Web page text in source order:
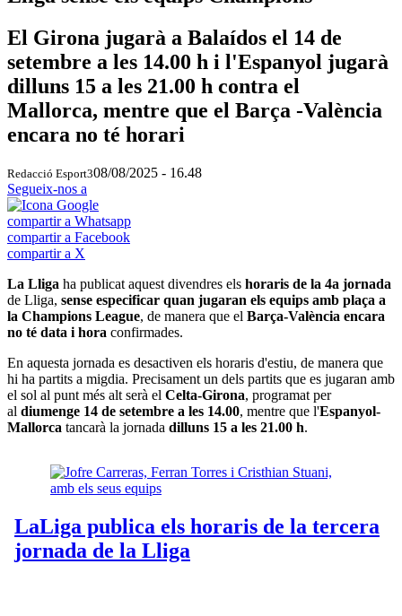
El Girona jugarà a Balaídos el 14 de
setembre a les 14.00 h i l'Espanyol jugarà
dilluns 15 a les 21.00 h contra el
Mallorca, mentre que el Barça -València
encara no té horari
Redacció Esport308/08/2025 - 16.48
Segueix-nos a
compartir a Whatsapp
compartir a Facebook
compartir a X
La Lliga ha publicat aquest divendres els horaris de la 4a jornada
de Lliga, sense especificar quan jugaran els equips amb plaça a
la Champions League, de manera que el Barça-València encara
no té data i hora confirmades.
En aquesta jornada es desactiven els horaris d'estiu, de manera que
hi ha partits a migdia. Precisament un dels partits que es jugaran amb
el sol al punt més alt serà el Celta-Girona, programat per
al diumenge 14 de setembre a les 14.00, mentre que l'Espanyol-
Mallorca tancarà la jornada dilluns 15 a les 21.00 h.